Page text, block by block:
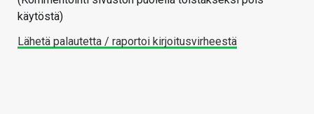
käytöstä)
Lähetä palautetta / raportoi kirjoitusvirheestä